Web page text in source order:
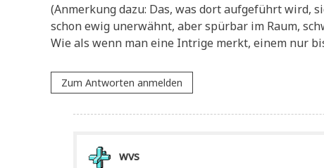
(Anmer­kung dazu: Das, was dort auf­ge­führt wird,
schon ewig uner­wähnt, aber spür­bar im Raum,
Wie als wenn man eine Intri­ge merkt, einem nur
Zum Antworten anmelden
wvs